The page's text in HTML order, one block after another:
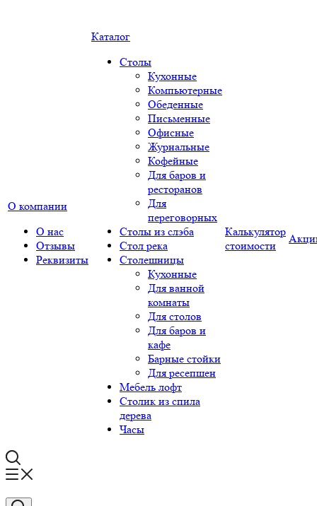
О компании
О нас
Отзывы
Реквизиты
Каталог
Столы
Кухонные
Компьютерные
Обеденные
Письменные
Офисные
Журнальные
Кофейные
Для баров и
ресторанов
Для
переговорных
Столы из слэба
Стол река
Столешницы
Кухонные
Для ванной
комнаты
Для столов
Для баров и
кафе
Барные стойки
Для ресепшен
Мебель лофт
Столик из спила
дерева
Часы
Калькулятор
стоимости